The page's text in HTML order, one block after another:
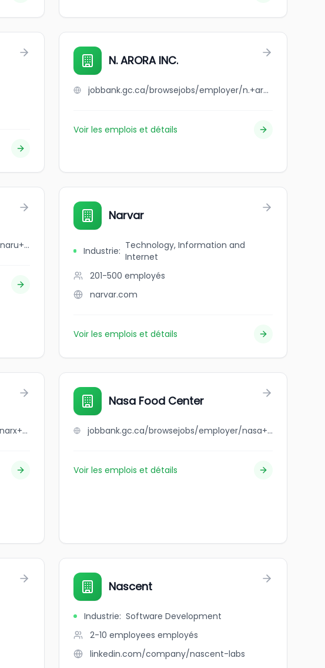
N. ARORA INC.
jobbank.gc.ca/browsejobs/employer/n.+arora+inc./ca
Voir les emplois et détails
jobbank.gc.ca/browsejobs/employer/naru+sushi/ca
Narvar
Industrie: Technology, Information and
Internet
201-500 employés
narvar.com
Voir les emplois et détails
jobbank.gc.ca/browsejobs/employer/narx+transport/ca
Nasa Food Center
jobbank.gc.ca/browsejobs/employer/nasa+food+center/ca
Voir les emplois et détails
Nascent
Industrie: Software Development
2-10 employees employés
linkedin.com/company/nascent-labs